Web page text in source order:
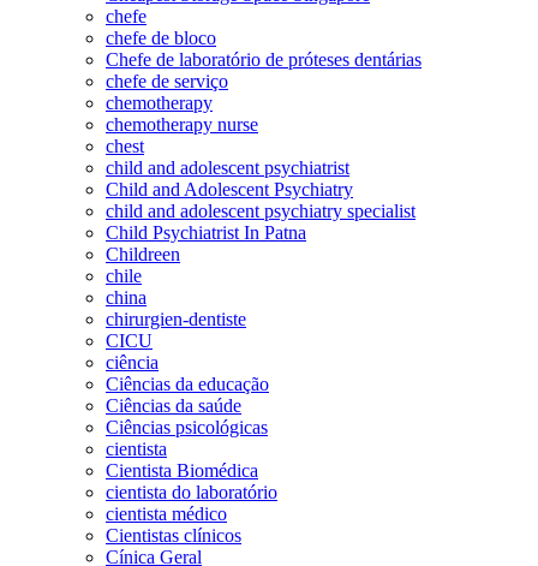
chefe
chefe de bloco
Chefe de laboratório de próteses dentárias
chefe de serviço
chemotherapy
chemotherapy nurse
chest
child and adolescent psychiatrist
Child and Adolescent Psychiatry
child and adolescent psychiatry specialist
Child Psychiatrist In Patna
Childreen
chile
china
chirurgien-dentiste
CICU
ciência
Ciências da educação
Ciências da saúde
Ciências psicológicas
cientista
Cientista Biomédica
cientista do laboratório
cientista médico
Cientistas clínicos
Cínica Geral